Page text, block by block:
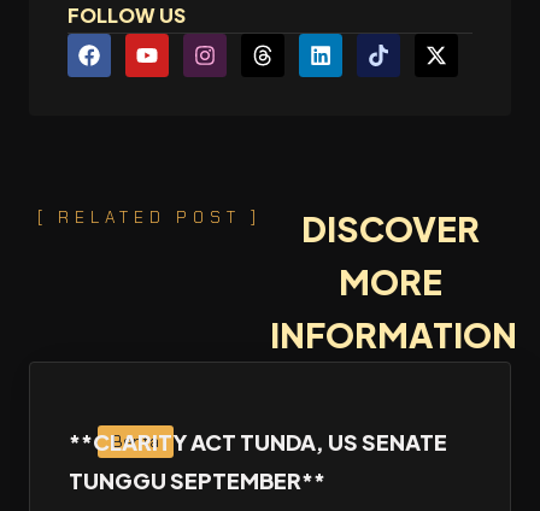
FOLLOW US
[ RELATED POST ]
DISCOVER
MORE
INFORMATION
Berita
**CLARITY ACT TUNDA, US SENATE
TUNGGU SEPTEMBER**